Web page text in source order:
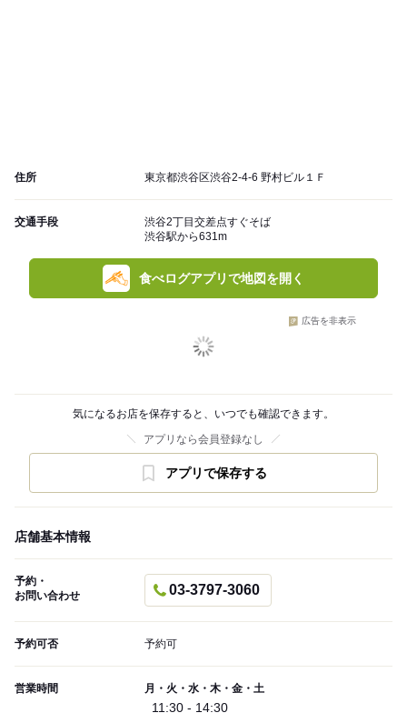
住所 東京都渋谷区渋谷2-4-6 野村ビル１Ｆ
交通手段
渋谷2丁目交差点すぐそば
渋谷駅から631m
食べログアプリで地図を開く
広告を非表示
気になるお店を保存すると、いつでも確認できます。
アプリなら会員登録なし
アプリで保存する
店舗基本情報
予約・
お問い合わせ
03-3797-3060
予約可否 予約可
営業時間 月・火・水・木・金・土
11:30 - 14:30